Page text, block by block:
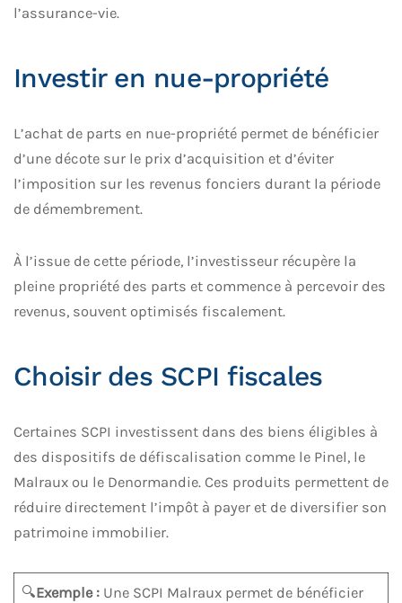
l’assurance-vie.
Investir en nue-propriété
L’achat de parts en nue-propriété permet de bénéficier
d’une décote sur le prix d’acquisition et d’éviter
l’imposition sur les revenus fonciers durant la période
de démembrement.
À l’issue de cette période, l’investisseur récupère la
pleine propriété des parts et commence à percevoir des
revenus, souvent optimisés fiscalement.
Choisir des SCPI fiscales
Certaines SCPI investissent dans des biens éligibles à
des dispositifs de défiscalisation comme le Pinel, le
Malraux ou le Denormandie. Ces produits permettent de
réduire directement l’impôt à payer et de diversifier son
patrimoine immobilier.
🔍Exemple : Une SCPI Malraux permet de bénéficier